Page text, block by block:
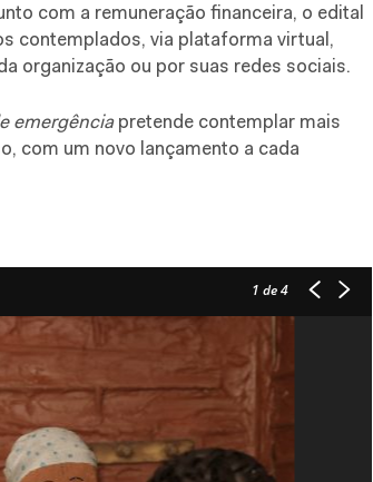
com a remuneração financeira, o edital
contemplados, via plataforma virtual,
organização ou por suas redes sociais.
emergência pretende contemplar mais
com um novo lançamento a cada
1 de 4